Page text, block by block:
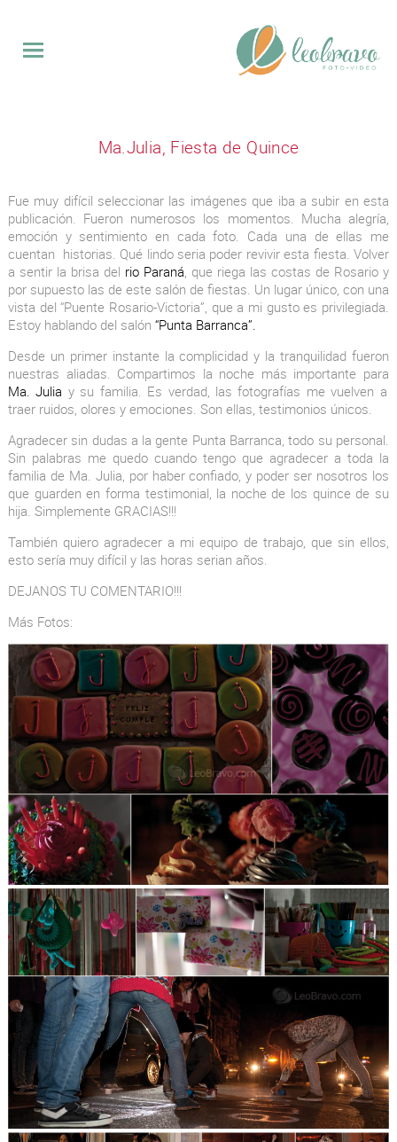
VIDEO
SOBRE
MI
CONTACTO
Ma.Julia, Fiesta de Quince
Fue muy difícil seleccionar las imágenes que iba a subir en esta
publicación. Fueron numerosos los momentos. Mucha alegría,
emoción y sentimiento en cada foto. Cada una de ellas me
cuentan historias. Qué lindo seria poder revivir esta fiesta. Volver
a sentir la brisa del rio Paraná, que riega las costas de Rosario y
por supuesto las de este salón de fiestas. Un lugar único, con una
vista del “Puente Rosario-Victoria”, que a mi gusto es privilegiada.
Estoy hablando del salón “Punta Barranca”.
Desde un primer instante la complicidad y la tranquilidad fueron
nuestras aliadas. Compartimos la noche más importante para
Ma. Julia y su familia. Es verdad, las fotografías me vuelven a
traer ruidos, olores y emociones. Son ellas, testimonios únicos.
Agradecer sin dudas a la gente Punta Barranca, todo su personal.
Sin palabras me quedo cuando tengo que agradecer a toda la
familia de Ma. Julia, por haber confiado, y poder ser nosotros los
que guarden en forma testimonial, la noche de los quince de su
hija. Simplemente GRACIAS!!!
También quiero agradecer a mi equipo de trabajo, que sin ellos,
esto sería muy difícil y las horas serian años.
DEJANOS TU COMENTARIO!!!
Más Fotos: